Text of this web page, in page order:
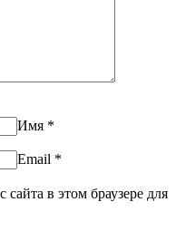
Имя *
Email *
в этом браузере для